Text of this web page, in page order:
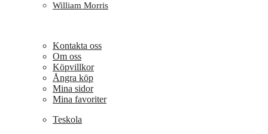
William Morris
Kontakta oss
Om oss
Köpvillkor
Ångra köp
Mina sidor
Mina favoriter
Teskola